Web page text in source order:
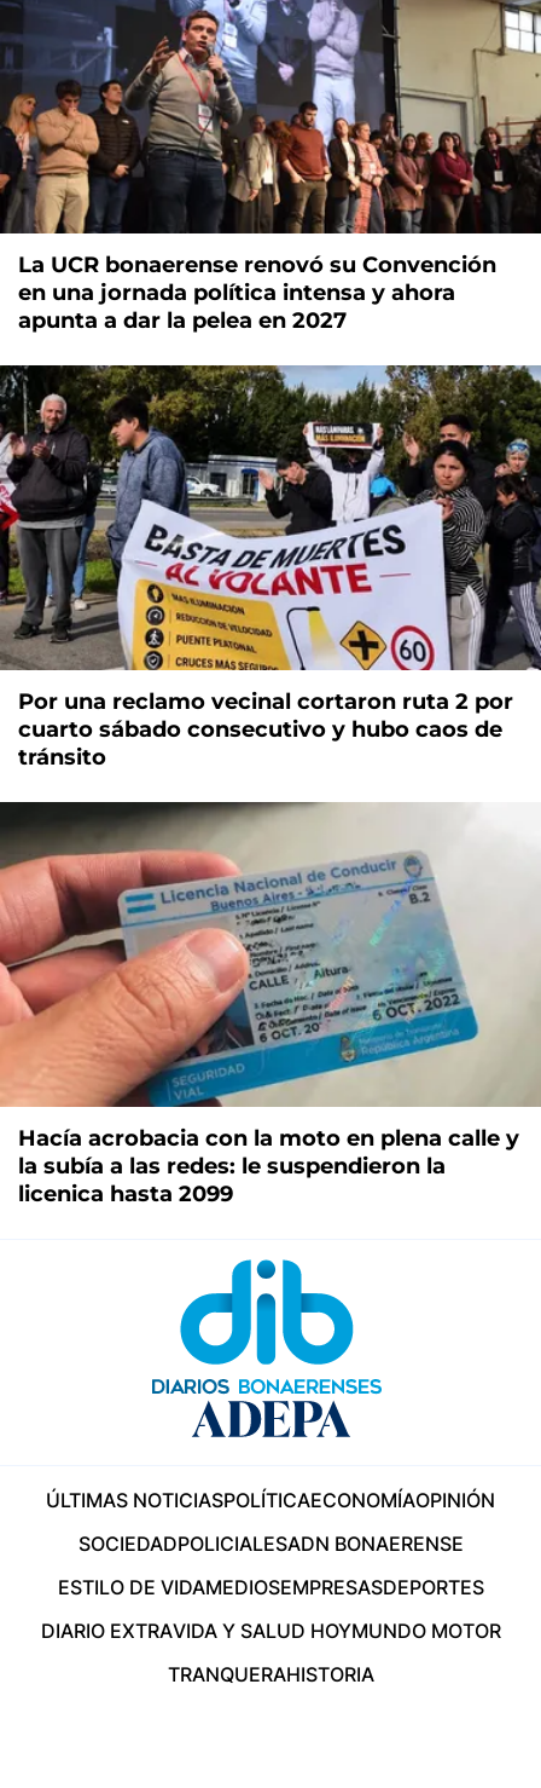
La UCR bonaerense renovó su Convención
en una jornada política intensa y ahora
apunta a dar la pelea en 2027
Por una reclamo vecinal cortaron ruta 2 por
cuarto sábado consecutivo y hubo caos de
tránsito
Hacía acrobacia con la moto en plena calle y
la subía a las redes: le suspendieron la
licenica hasta 2099
ÚLTIMAS NOTICIASPOLÍTICAECONOMÍAOPINIÓN
SOCIEDADPOLICIALESADN BONAERENSE
ESTILO DE VIDAMEDIOSEMPRESASDEPORTES
DIARIO EXTRAVIDA Y SALUD HOYMUNDO MOTOR
TRANQUERAHISTORIA